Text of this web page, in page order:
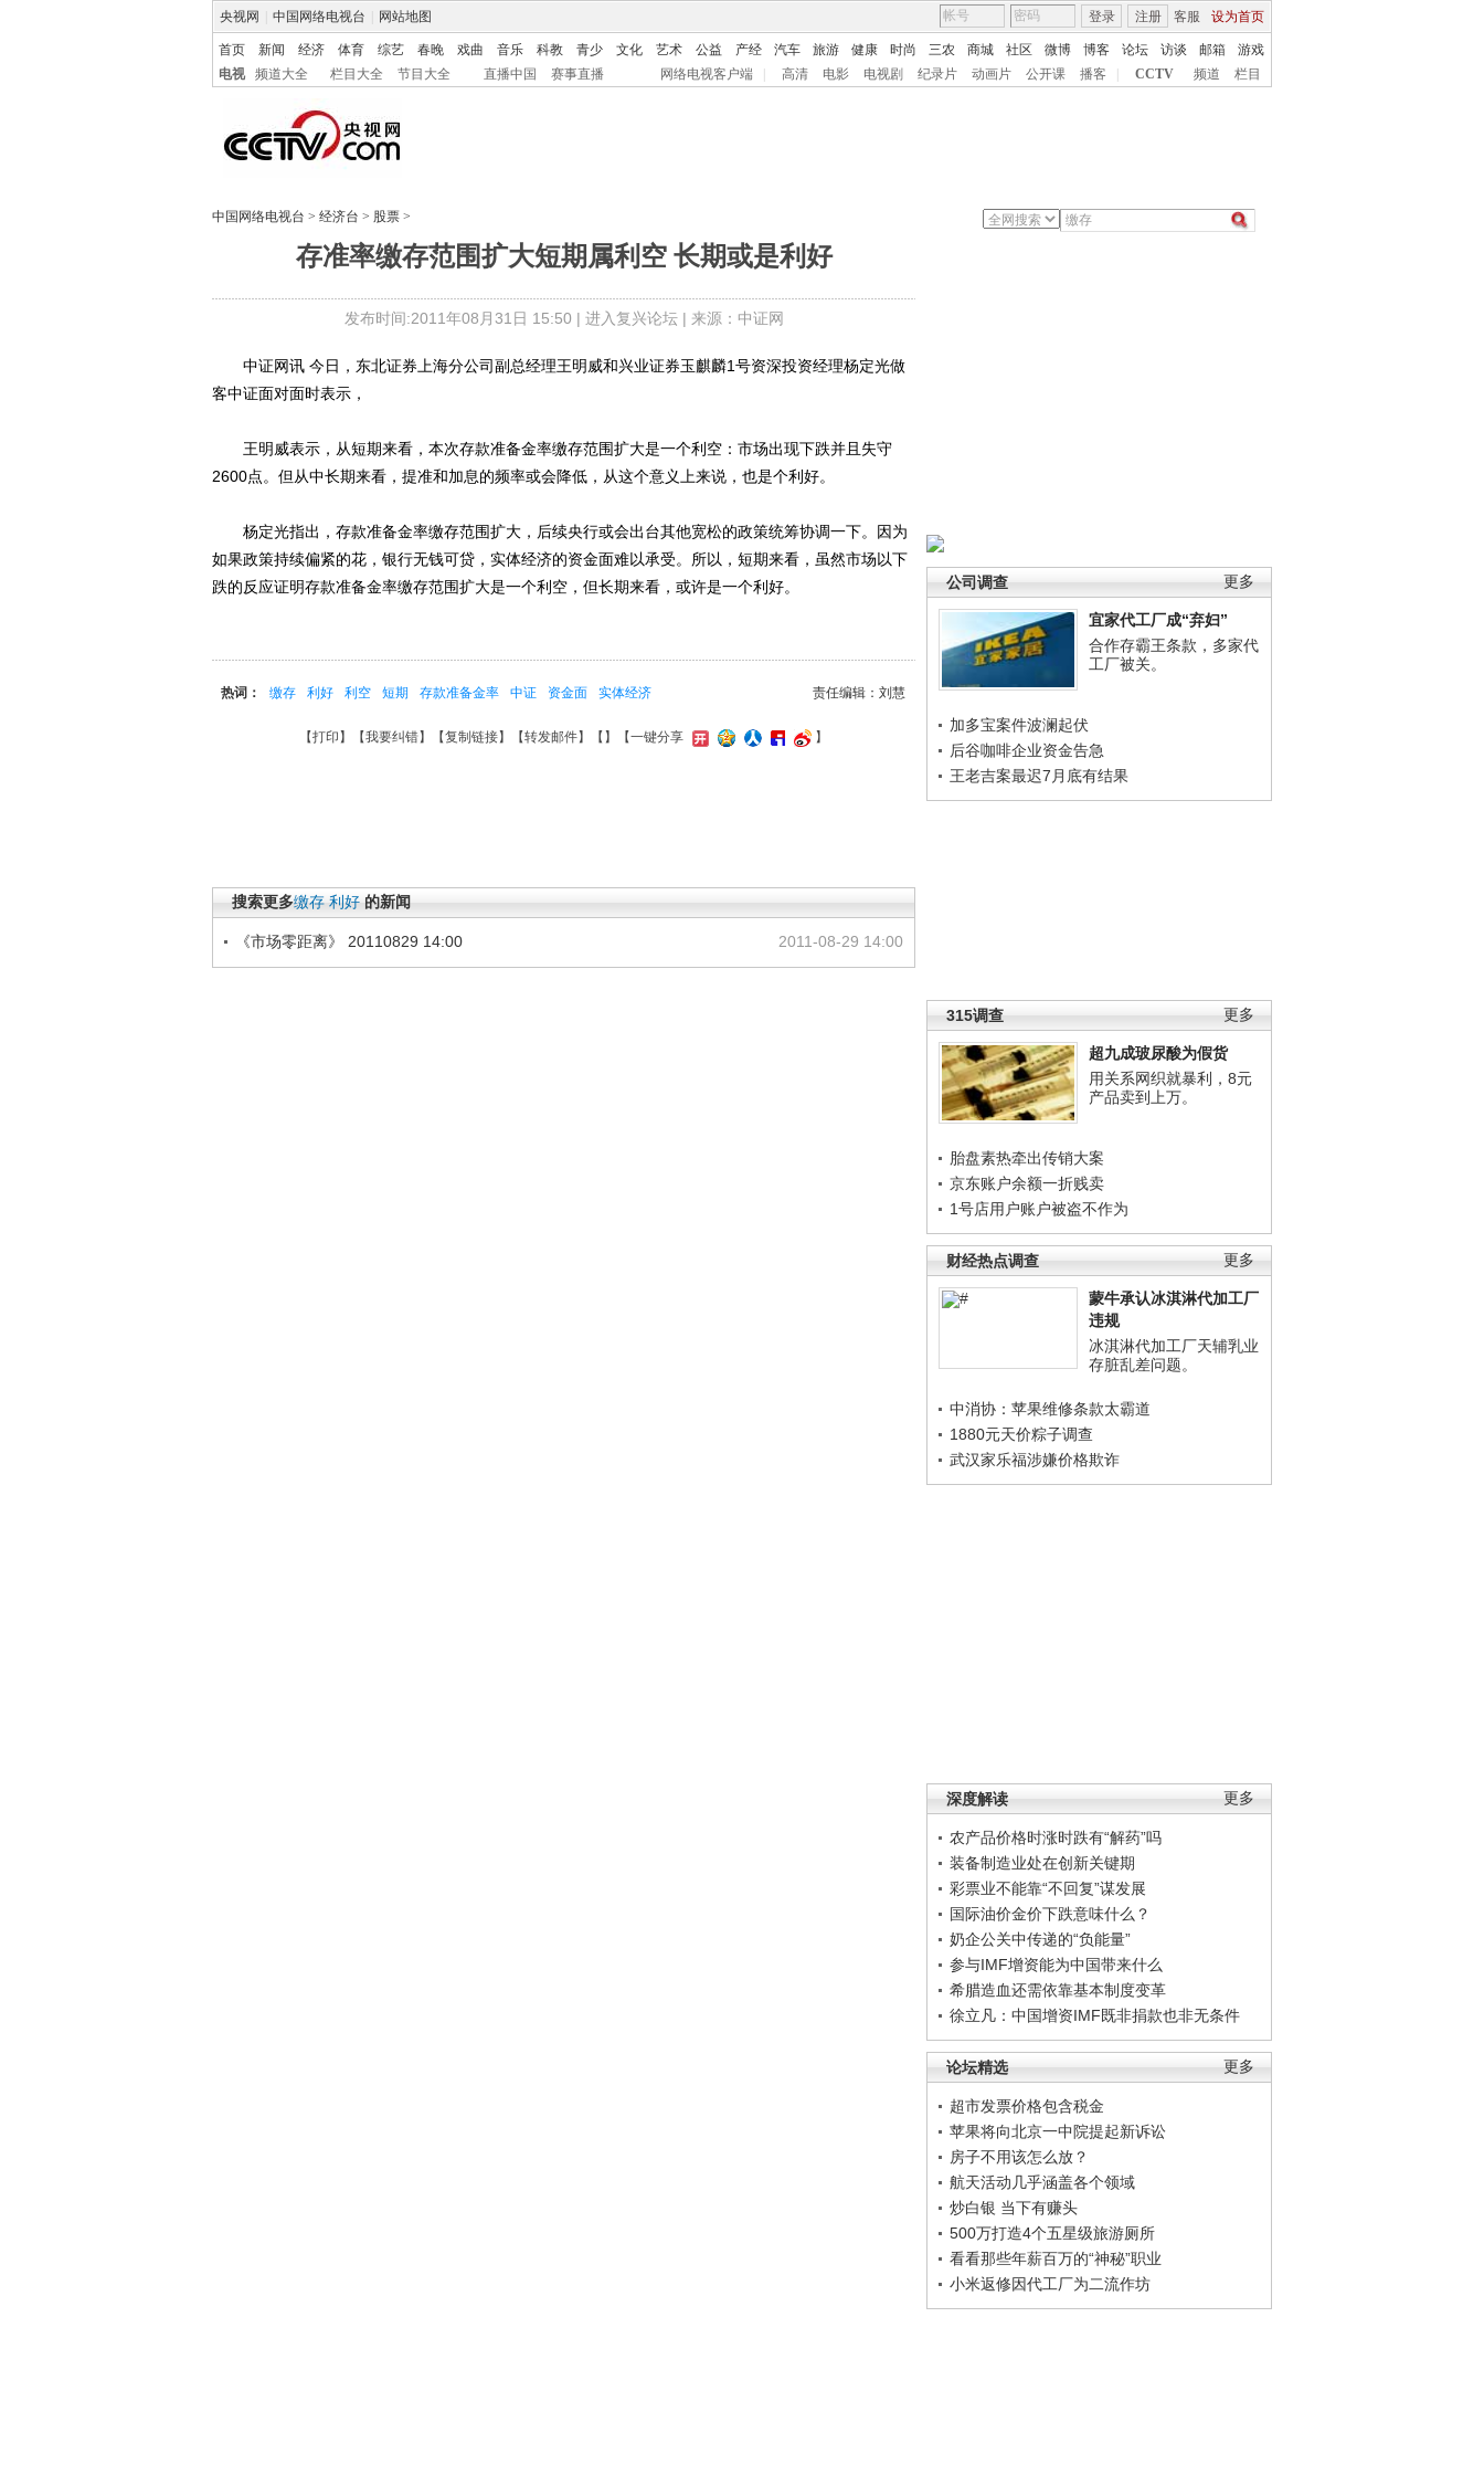
央视网 中国网络电视台 网站地图 客服 设为首页
登录 注册
首页 新闻 经济 体育 综艺 春晚 戏曲 音乐 科教 青少 文化 艺术 公益 产经 汽车 旅游 健康 时尚 三农 商城 社区 微博 博客 论坛 访谈 邮箱
游戏
电视
频道大全 栏目大全 节目大全 直播中国 赛事直播 网络电视客户端 高清 电影 电视剧 纪录片 动画片 公开课 播客 CCTV 频道 栏目
中国网络电视台 > 经济台 > 股票 >
存准率缴存范围扩大短期属利空 长期或是利好
发布时间:2011年08月31日 15:50 | 进入复兴论坛| 来源：中证网
更多
公司调查
宜家代工厂成“弃妇”
合作存霸王条款，多家代
工厂被关。
加多宝案件波澜起伏
后谷咖啡企业资金告急
王老吉案最迟7月底有结果
更多
315调查
超九成玻尿酸为假货
用关系网织就暴利，8元
产品卖到上万。
胎盘素热牵出传销大案
京东账户余额一折贱卖
1号店用户账户被盗不作为
更多
财经热点调查
蒙牛承认冰淇淋代加工厂
违规
冰淇淋代加工厂天辅乳业
存脏乱差问题。
中消协：苹果维修条款太霸道
1880元天价粽子调查
武汉家乐福涉嫌价格欺诈
更多
深度解读
农产品价格时涨时跌有“解药”吗
装备制造业处在创新关键期
彩票业不能靠“不回复”谋发展
国际油价金价下跌意味什么？
奶企公关中传递的“负能量”
参与IMF增资能为中国带来什么
希腊造血还需依靠基本制度变革
徐立凡：中国增资IMF既非捐款也非无条件
更多
论坛精选
超市发票价格包含税金
苹果将向北京一中院提起新诉讼
房子不用该怎么放？
航天活动几乎涵盖各个领域
炒白银 当下有赚头
500万打造4个五星级旅游厕所
看看那些年薪百万的“神秘”职业
小米返修因代工厂为二流作坊
中证网讯 今日，东北证券上海分公司副总经理王明威和兴业证券玉麒麟1号资深投资经理杨定光做
客中证面对面时表示，
王明威表示，从短期来看，本次存款准备金率缴存范围扩大是一个利空：市场出现下跌并且失守
2600点。但从中长期来看，提准和加息的频率或会降低，从这个意义上来说，也是个利好。
杨定光指出，存款准备金率缴存范围扩大，后续央行或会出台其他宽松的政策统筹协调一下。因为
如果政策持续偏紧的花，银行无钱可贷，实体经济的资金面难以承受。所以，短期来看，虽然市场以下
跌的反应证明存款准备金率缴存范围扩大是一个利空，但长期来看，或许是一个利好。
责任编辑：刘慧
热词： 缴存 利好 利空 短期 存款准备金率 中证 资金面 实体经济
【打印 】【我要纠错】【复制链接】【转发邮件】【 】 【一键分享 】
搜索更多缴存 利好 的新闻
2011-08-29 14:00
《市场零距离》 20110829 14:00